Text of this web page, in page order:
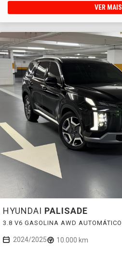
VER MAIS
HYUNDAI PALISADE
3.8 V6 GASOLINA AWD AUTOMÁTICO
2024/2025 10.000 km